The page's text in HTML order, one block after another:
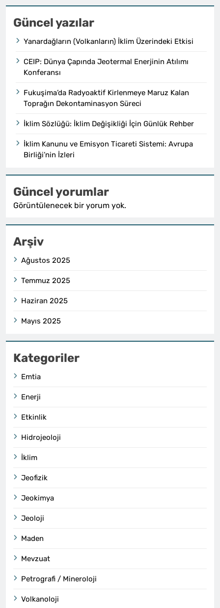
Güncel yazılar
Yanardağların (Volkanların) İklim Üzerindeki Etkisi
CEIP: Dünya Çapında Jeotermal Enerjinin Atılımı
Konferansı
Fukuşima’da Radyoaktif Kirlenmeye Maruz Kalan
Toprağın Dekontaminasyon Süreci
İklim Sözlüğü: İklim Değişikliği İçin Günlük Rehber
İklim Kanunu ve Emisyon Ticareti Sistemi: Avrupa
Birliği’nin İzleri
Güncel yorumlar
Görüntülenecek bir yorum yok.
Arşiv
Ağustos 2025
Temmuz 2025
Haziran 2025
Mayıs 2025
Kategoriler
Emtia
Enerji
Etkinlik
Hidrojeoloji
İklim
Jeofizik
Jeokimya
Jeoloji
Maden
Mevzuat
Petrografi / Mineroloji
Volkanoloji